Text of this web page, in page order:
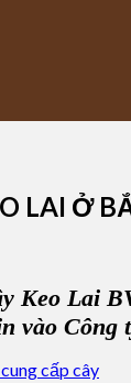
LAI Ở
Keo
vào Công